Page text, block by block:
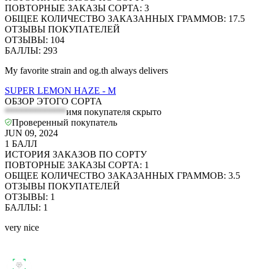
ПОВТОРНЫЕ ЗАКАЗЫ СОРТА: 3
ОБЩЕЕ КОЛИЧЕСТВО ЗАКАЗАННЫХ ГРАММОВ: 17.5
ОТЗЫВЫ ПОКУПАТЕЛЕЙ
ОТЗЫВЫ: 104
БАЛЛЫ: 293
My favorite strain and og.th always delivers
SUPER LEMON HAZE - M
ОБЗОР ЭТОГО СОРТА
*************имя покупателя скрыто
Проверенный покупатель
JUN 09, 2024
1 БАЛЛ
ИСТОРИЯ ЗАКАЗОВ ПО СОРТУ
ПОВТОРНЫЕ ЗАКАЗЫ СОРТА: 1
ОБЩЕЕ КОЛИЧЕСТВО ЗАКАЗАННЫХ ГРАММОВ: 3.5
ОТЗЫВЫ ПОКУПАТЕЛЕЙ
ОТЗЫВЫ: 1
БАЛЛЫ: 1
very nice